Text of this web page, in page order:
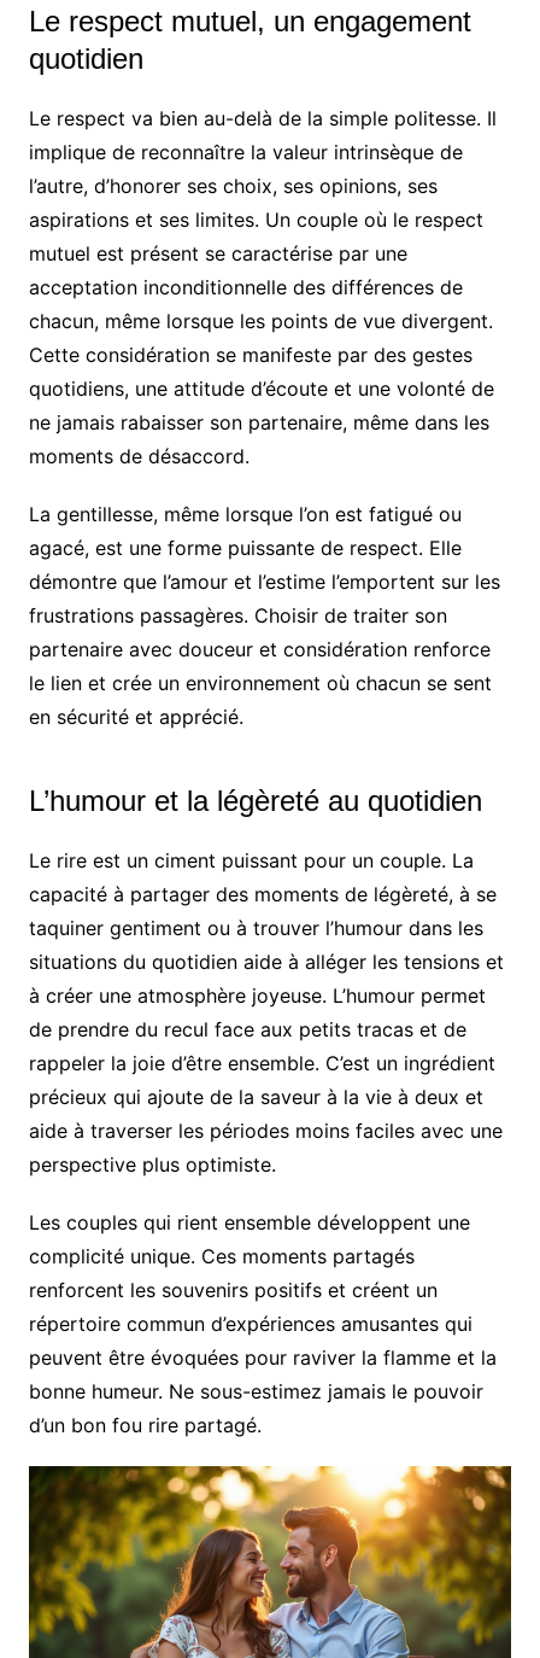
Le respect mutuel, un engagement
quotidien
Le respect va bien au-delà de la simple politesse. Il
implique de reconnaître la valeur intrinsèque de
l’autre, d’honorer ses choix, ses opinions, ses
aspirations et ses limites. Un couple où le respect
mutuel est présent se caractérise par une
acceptation inconditionnelle des différences de
chacun, même lorsque les points de vue divergent.
Cette considération se manifeste par des gestes
quotidiens, une attitude d’écoute et une volonté de
ne jamais rabaisser son partenaire, même dans les
moments de désaccord.
La gentillesse, même lorsque l’on est fatigué ou
agacé, est une forme puissante de respect. Elle
démontre que l’amour et l’estime l’emportent sur les
frustrations passagères. Choisir de traiter son
partenaire avec douceur et considération renforce
le lien et crée un environnement où chacun se sent
en sécurité et apprécié.
L’humour et la légèreté au quotidien
Le rire est un ciment puissant pour un couple. La
capacité à partager des moments de légèreté, à se
taquiner gentiment ou à trouver l’humour dans les
situations du quotidien aide à alléger les tensions et
à créer une atmosphère joyeuse. L’humour permet
de prendre du recul face aux petits tracas et de
rappeler la joie d’être ensemble. C’est un ingrédient
précieux qui ajoute de la saveur à la vie à deux et
aide à traverser les périodes moins faciles avec une
perspective plus optimiste.
Les couples qui rient ensemble développent une
complicité unique. Ces moments partagés
renforcent les souvenirs positifs et créent un
répertoire commun d’expériences amusantes qui
peuvent être évoquées pour raviver la flamme et la
bonne humeur. Ne sous-estimez jamais le pouvoir
d’un bon fou rire partagé.